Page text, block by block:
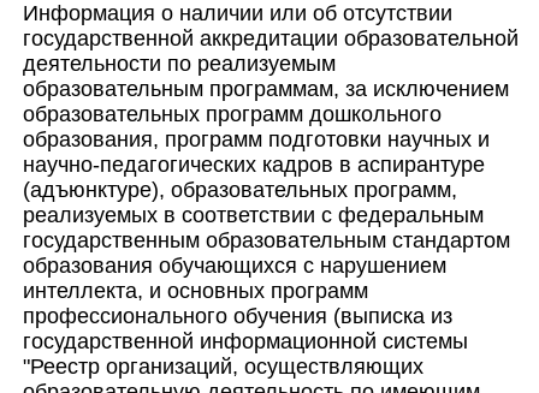
Информация о наличии или об отсутствии
государственной аккредитации образовательной
деятельности по реализуемым
образовательным программам, за исключением
образовательных программ дошкольного
образования, программ подготовки научных и
научно-педагогических кадров в аспирантуре
(адъюнктуре), образовательных программ,
реализуемых в соответствии с федеральным
государственным образовательным стандартом
образования обучающихся с нарушением
интеллекта, и основных программ
профессионального обучения (выписка из
государственной информационной системы
"Реестр организаций, осуществляющих